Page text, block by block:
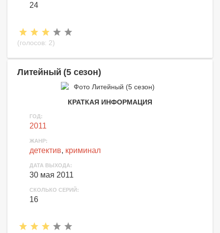
24
(голосов: 2)
Литейный (5 сезон)
КРАТКАЯ ИНФОРМАЦИЯ
ГОД:
2011
ЖАНР:
детектив, криминал
ДАТА ВЫХОДА:
30 мая 2011
СКОЛЬКО СЕРИЙ:
16